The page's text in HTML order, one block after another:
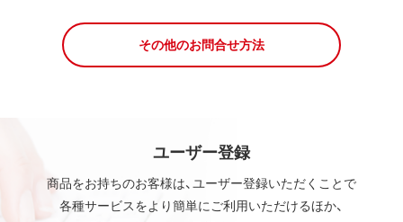
その他のお問合せ方法
ユーザー登録
商品をお持ちのお客様は、ユーザー登録いただくことで
各種サービスをより簡単にご利用いただけるほか、